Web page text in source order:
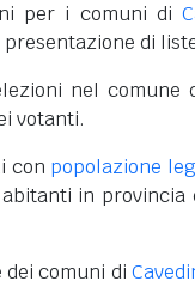
per i comuni di
di
nel comune
votanti.
con popolazione
abitanti in provincia
comuni di